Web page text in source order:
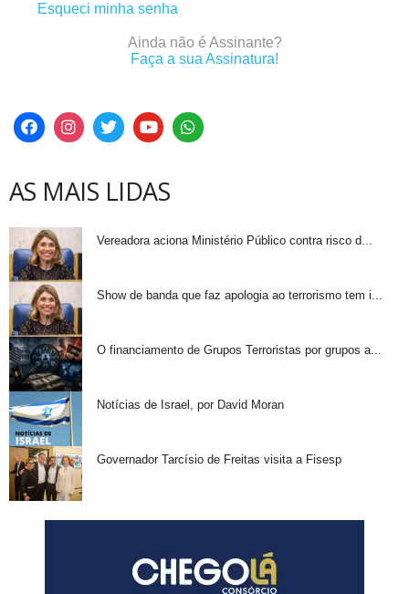
Esqueci minha senha
Ainda não é Assinante?
Faça a sua Assinatura!
AS MAIS LIDAS
Vereadora aciona Ministério Público contra risco d...
Show de banda que faz apologia ao terrorismo tem i...
O financiamento de Grupos Terroristas por grupos a...
Notícias de Israel, por David Moran
Governador Tarcísio de Freitas visita a Fisesp